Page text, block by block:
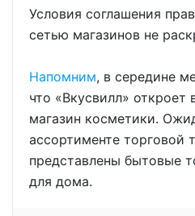
Условия соглашения
сетью магазинов не
Напомним, в середине
что «Вкусвилл»
магазин косметики.
ассортименте торговой
представлены бытовые
для дома.